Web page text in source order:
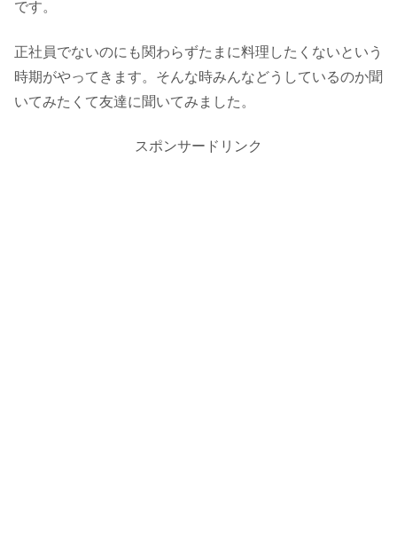
です。
正社員でないのにも関わらずたまに料理したくないという
時期がやってきます。そんな時みんなどうしているのか聞
いてみたくて友達に聞いてみました。
スポンサードリンク